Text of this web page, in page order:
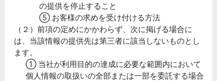
の提供を停止すること
⑤ お客様の求めを受け付ける方法
（２）前項の定めにかかわらず、次に掲げる場合に
は、当該情報の提供先は第三者に該当しないものとし
ます。
① 当社が利用目的の達成に必要な範囲内において
個人情報の取扱いの全部または一部を委託する場合